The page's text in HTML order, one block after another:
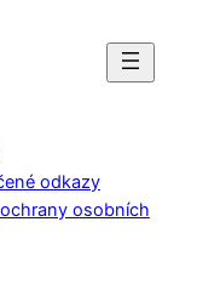
odkazy
osobních